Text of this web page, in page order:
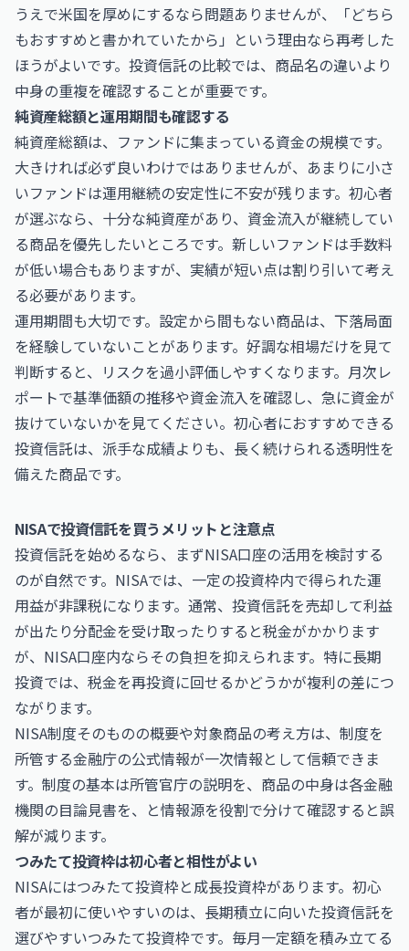
うえで米国を厚めにするなら問題ありませんが、「どちら
もおすすめと書かれていたから」という理由なら再考した
ほうがよいです。投資信託の比較では、商品名の違いより
中身の重複を確認することが重要です。
純資産総額と運用期間も確認する
純資産総額は、ファンドに集まっている資金の規模です。
大きければ必ず良いわけではありませんが、あまりに小さ
いファンドは運用継続の安定性に不安が残ります。初心者
が選ぶなら、十分な純資産があり、資金流入が継続してい
る商品を優先したいところです。新しいファンドは手数料
が低い場合もありますが、実績が短い点は割り引いて考え
る必要があります。
運用期間も大切です。設定から間もない商品は、下落局面
を経験していないことがあります。好調な相場だけを見て
判断すると、リスクを過小評価しやすくなります。月次レ
ポートで基準価額の推移や資金流入を確認し、急に資金が
抜けていないかを見てください。初心者におすすめできる
投資信託は、派手な成績よりも、長く続けられる透明性を
備えた商品です。
NISAで投資信託を買うメリットと注意点
投資信託を始めるなら、まずNISA口座の活用を検討する
のが自然です。NISAでは、一定の投資枠内で得られた運
用益が非課税になります。通常、投資信託を売却して利益
が出たり分配金を受け取ったりすると税金がかかります
が、NISA口座内ならその負担を抑えられます。特に長期
投資では、税金を再投資に回せるかどうかが複利の差につ
ながります。
NISA制度そのものの概要や対象商品の考え方は、制度を
所管する金融庁の公式情報が一次情報として信頼できま
す。制度の基本は所管官庁の説明を、商品の中身は各金融
機関の目論見書を、と情報源を役割で分けて確認すると誤
解が減ります。
つみたて投資枠は初心者と相性がよい
NISAにはつみたて投資枠と成長投資枠があります。初心
者が最初に使いやすいのは、長期積立に向いた投資信託を
選びやすいつみたて投資枠です。毎月一定額を積み立てる